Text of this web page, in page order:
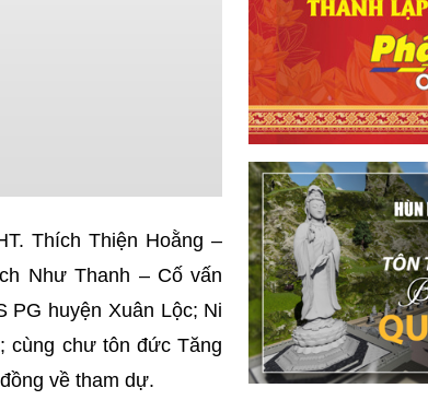
Thích Thiện Hoằng –
Như Thanh – Cố vấn
PG huyện Xuân Lộc; Ni
cùng chư tôn đức Tăng
về tham dự.